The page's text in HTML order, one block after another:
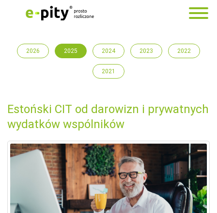
2026 2025 2024 2023 2022
2021
Estoński CIT od darowizn i prywatnych
wydatków wspólników